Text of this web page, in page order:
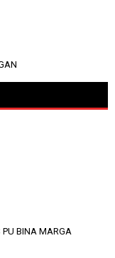
BINA MARGA